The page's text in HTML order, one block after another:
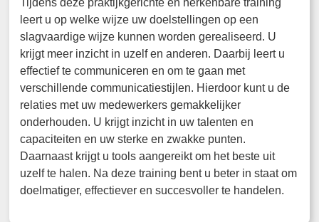
Tijdens deze praktijkgerichte en herkenbare training
leert u op welke wijze uw doelstellingen op een
slagvaardige wijze kunnen worden gerealiseerd. U
krijgt meer inzicht in uzelf en anderen. Daarbij leert u
effectief te communiceren en om te gaan met
verschillende communicatiestijlen. Hierdoor kunt u de
relaties met uw medewerkers gemakkelijker
onderhouden. U krijgt inzicht in uw talenten en
capaciteiten en uw sterke en zwakke punten.
Daarnaast krijgt u tools aangereikt om het beste uit
uzelf te halen. Na deze training bent u beter in staat om
doelmatiger, effectiever en succesvoller te handelen.